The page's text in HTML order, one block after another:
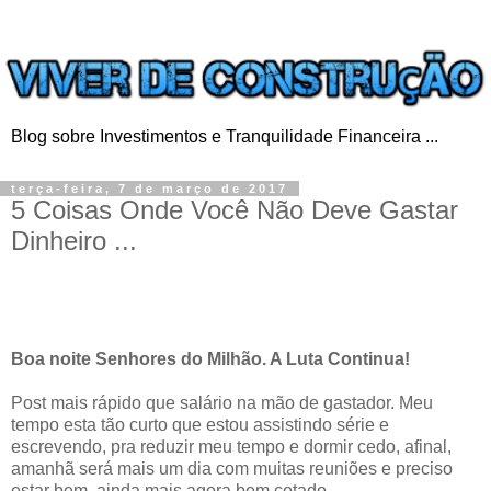
Blog sobre Investimentos e Tranquilidade Financeira ...
terça-feira, 7 de março de 2017
5 Coisas Onde Você Não Deve Gastar
Dinheiro ...
Boa noite Senhores do Milhão. A Luta Continua!
Post mais rápido que salário na mão de gastador. Meu
tempo esta tão curto que estou assistindo série e
escrevendo, pra reduzir meu tempo e dormir cedo, afinal,
amanhã será mais um dia com muitas reuniões e preciso